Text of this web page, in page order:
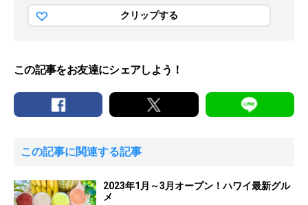
クリップする
この記事をお友達にシェアしよう！
この記事に関連する記事
2023年1月～3月オープン！ハワイ最新グル
メ